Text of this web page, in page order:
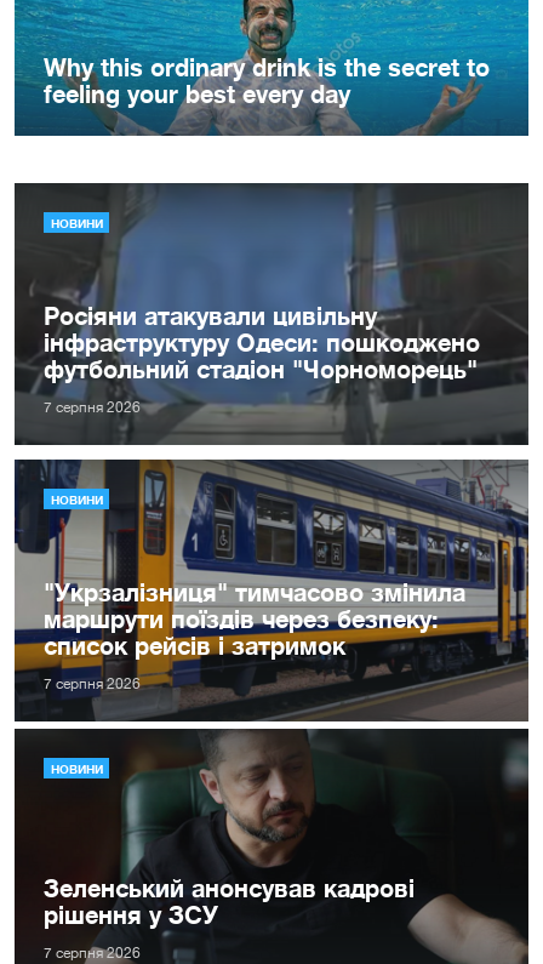
НОВИНИ
Росіяни атакували цивільну
інфраструктуру Одеси: пошкоджено
футбольний стадіон "Чорноморець"
7 серпня 2026
НОВИНИ
"Укрзалізниця" тимчасово змінила
маршрути поїздів через безпеку:
список рейсів і затримок
7 серпня 2026
НОВИНИ
Зеленський анонсував кадрові
рішення у ЗСУ
7 серпня 2026